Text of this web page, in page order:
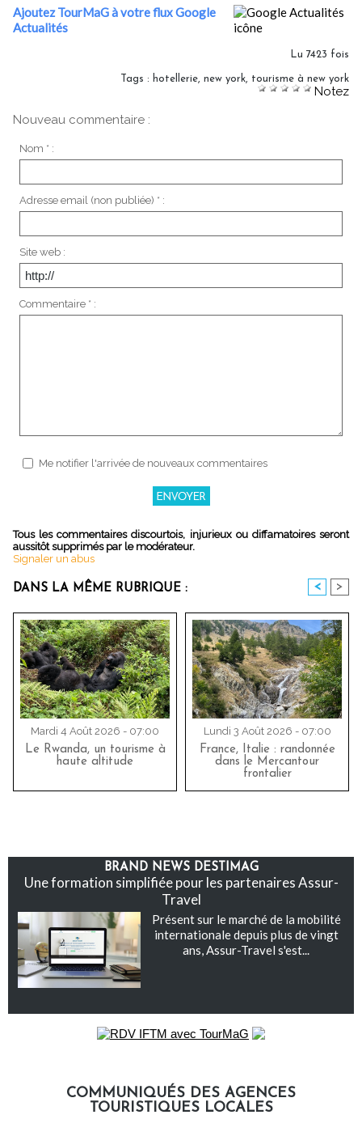
Ajoutez TourMaG à votre flux Google
Actualités
Lu 7423 fois
Tags : hotellerie, new york, tourisme à new york
Notez
Nouveau commentaire :
Nom * :
Adresse email (non publiée) * :
Site web :
Commentaire * :
Me notifier l'arrivée de nouveaux commentaires
Tous les commentaires discourtois, injurieux ou diffamatoires seront
aussitôt supprimés par le modérateur.
Signaler un abus
DANS LA MÊME RUBRIQUE : < >
Mardi 4 Août 2026 - 07:00
Le Rwanda, un tourisme à
haute altitude
Lundi 3 Août 2026 - 07:00
France, Italie : randonnée
dans le Mercantour
frontalier
BRAND NEWS DESTIMAG
Une formation simplifiée pour les partenaires Assur-
Travel
Présent sur le marché de la mobilité
internationale depuis plus de vingt
ans, Assur-Travel s'est...
COMMUNIQUÉS DES AGENCES
TOURISTIQUES LOCALES